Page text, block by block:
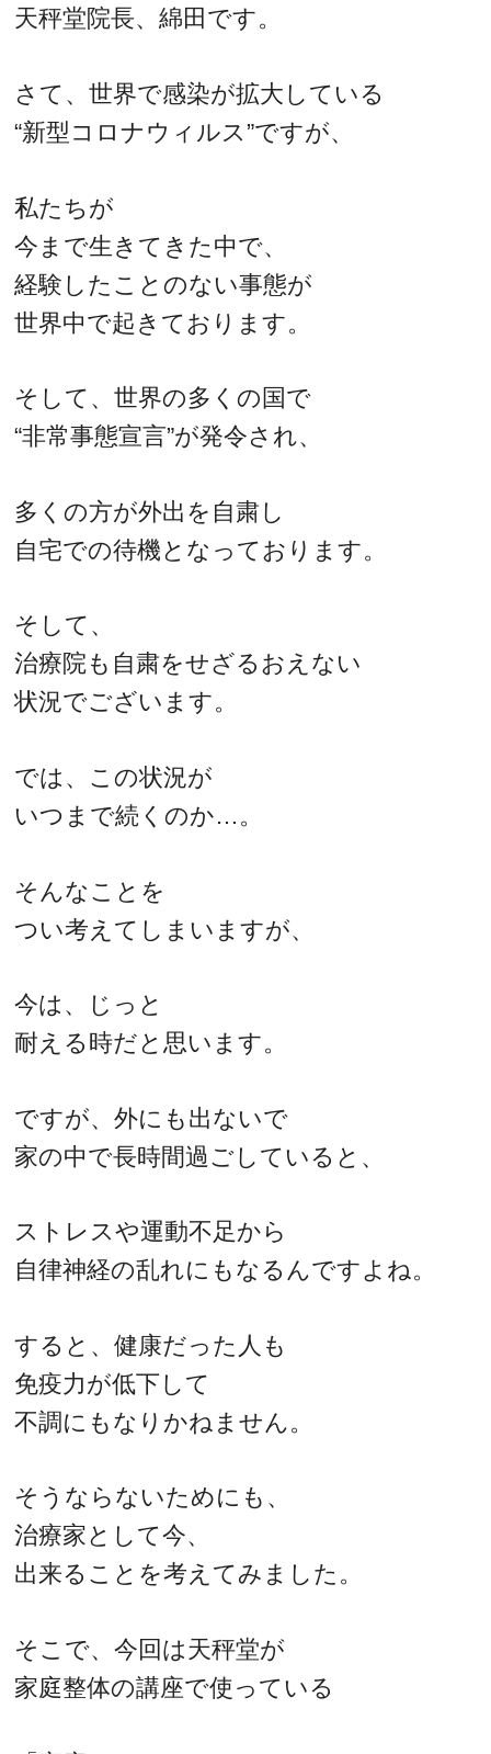
天秤堂院長、綿田です。
さて、世界で感染が拡大している
“新型コロナウィルス”ですが、
私たちが
今まで生きてきた中で、
経験したことのない事態が
世界中で起きております。
そして、世界の多くの国で
“非常事態宣言”が発令され、
多くの方が外出を自粛し
自宅での待機となっております。
そして、
治療院も自粛をせざるおえない
状況でございます。
では、この状況が
いつまで続くのか…。
そんなことを
つい考えてしまいますが、
今は、じっと
耐える時だと思います。
ですが、外にも出ないで
家の中で長時間過ごしていると、
ストレスや運動不足から
自律神経の乱れにもなるんですよね。
すると、健康だった人も
免疫力が低下して
不調にもなりかねません。
そうならないためにも、
治療家として今、
出来ることを考えてみました。
そこで、今回は天秤堂が
家庭整体の講座で使っている